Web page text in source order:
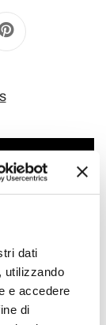
dati
utilizzando
e accedere
di